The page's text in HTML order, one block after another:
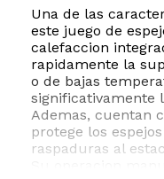
Una de las
este juego de
calefaccion
rapidamente la
o de bajas
significativamente
Ademas, cuentan
protege los
raspaduras al